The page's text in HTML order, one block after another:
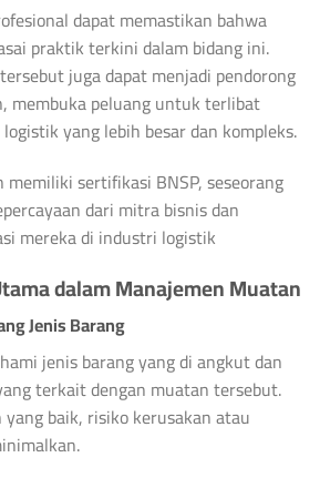
dapat memastikan bahwa
praktik terkini dalam bidang ini.
juga dapat menjadi pendorong
membuka peluang untuk terlibat
yang lebih besar dan kompleks.
sertifikasi BNSP, seseorang
dari mitra bisnis dan
mereka di industri logistik
dalam Manajemen Muatan
Jenis Barang
jenis barang yang di angkut dan
terkait dengan muatan tersebut.
baik, risiko kerusakan atau